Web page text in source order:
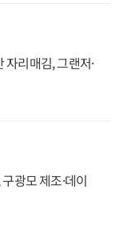
리매김, 그랜저·
광모 제조·데이